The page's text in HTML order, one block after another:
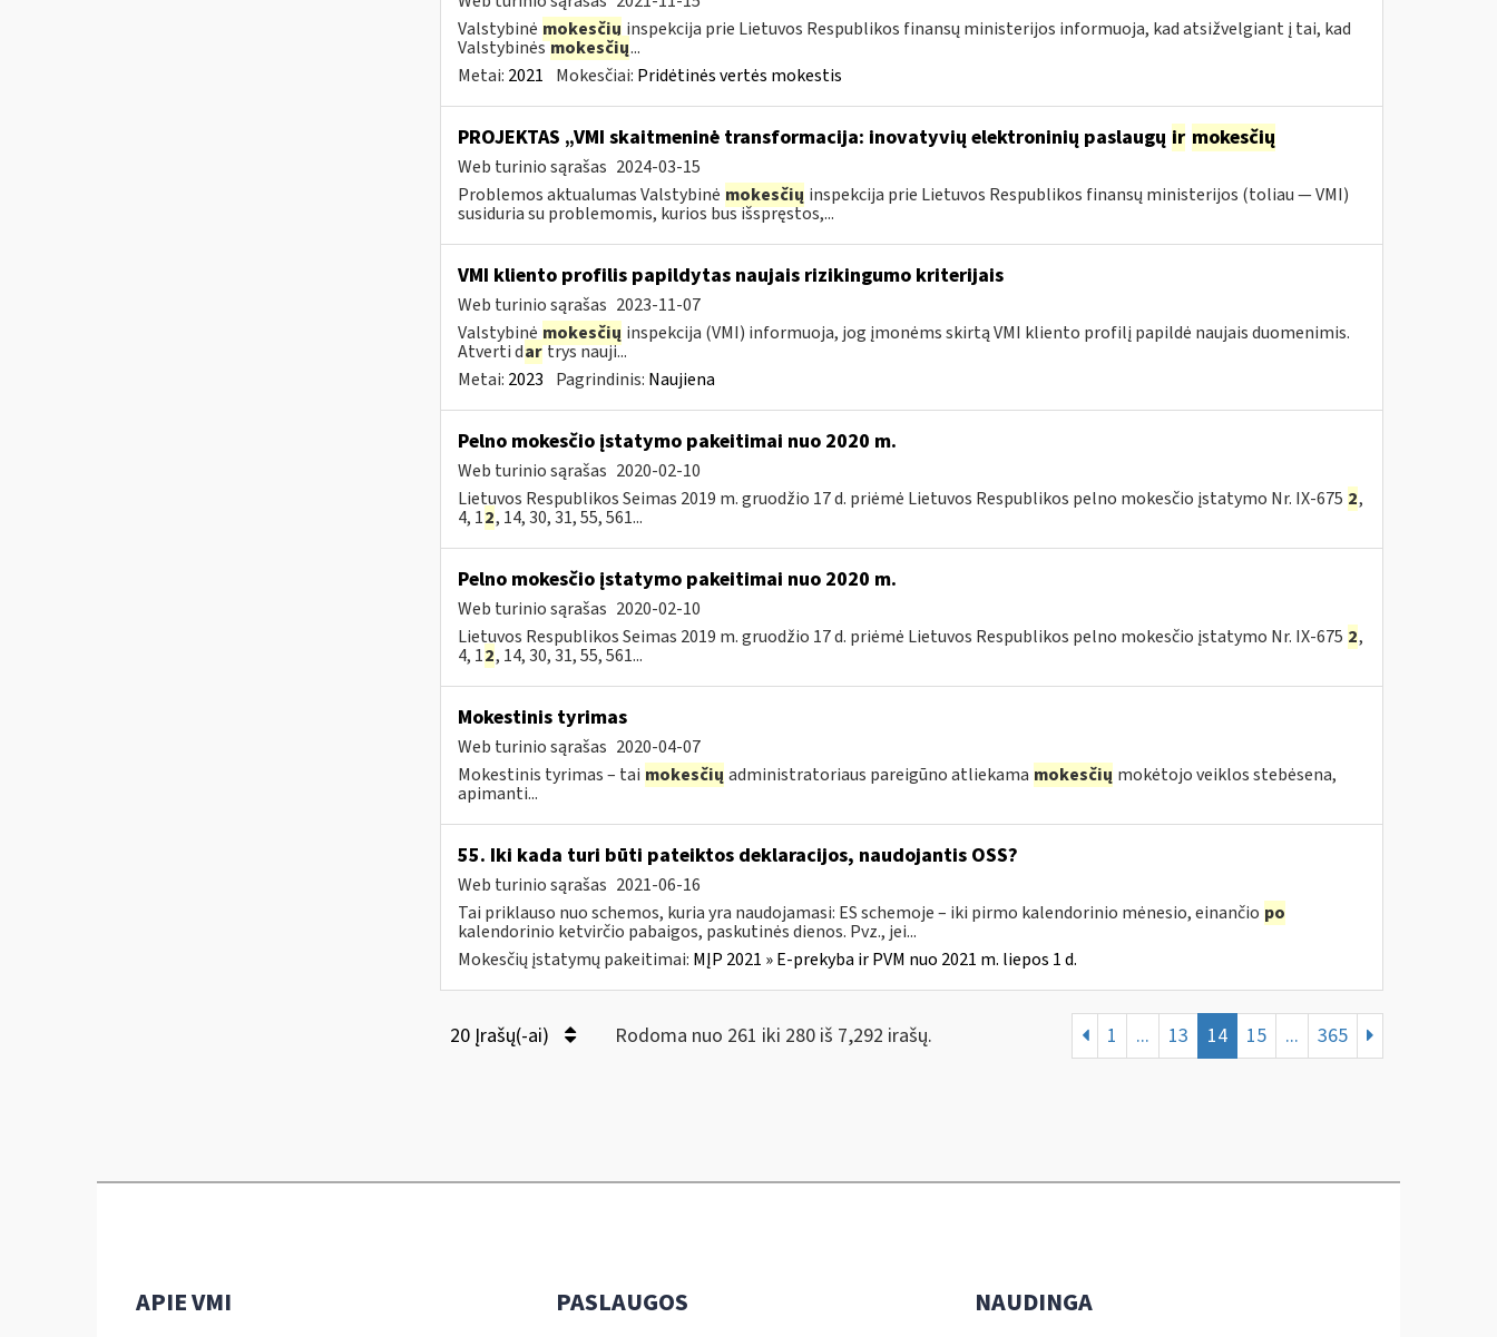
Valstybinė mokesčių inspekcija prie Lietuvos Respublikos finansų ministerijos informuoja, kad atsižvelgiant į tai, kad
Valstybinėsmokesčių...
Metai: 2021 Mokesčiai: Pridėtinės vertės mokestis
PROJEKTAS „VMI skaitmeninė transformacija: inovatyvių elektroninių paslaugų ir mokesčių
Web turinio sąrašas 2024-03-15
Problemos aktualumas Valstybinė mokesčių inspekcija prie Lietuvos Respublikos finansų ministerijos (toliau ― VMI)
susiduria su problemomis, kurios bus išspręstos,...
VMI kliento profilis papildytas naujais rizikingumo kriterijais
Web turinio sąrašas 2023-11-07
Valstybinė mokesčių inspekcija (VMI) informuoja, jog įmonėms skirtą VMI kliento profilį papildė naujais duomenimis.
Atverti dartrys nauji...
Metai: 2023 Pagrindinis: Naujiena
Pelno mokesčio įstatymo pakeitimai nuo 2020 m.
Web turinio sąrašas 2020-02-10
Lietuvos Respublikos Seimas 2019 m. gruodžio 17 d. priėmė Lietuvos Respublikos pelno mokesčio įstatymo Nr. IX-675 2,
4, 12, 14, 30, 31, 55, 561...
Pelno mokesčio įstatymo pakeitimai nuo 2020 m.
Web turinio sąrašas 2020-02-10
Lietuvos Respublikos Seimas 2019 m. gruodžio 17 d. priėmė Lietuvos Respublikos pelno mokesčio įstatymo Nr. IX-675 2,
4, 12, 14, 30, 31, 55, 561...
Mokestinis tyrimas
Web turinio sąrašas 2020-04-07
Mokestinis tyrimas – tai mokesčių administratoriaus pareigūno atliekama mokesčių mokėtojo veiklos stebėsena,
apimanti...
55. Iki kada turi būti pateiktos deklaracijos, naudojantis OSS?
Web turinio sąrašas 2021-06-16
Tai priklauso nuo schemos, kuria yra naudojamasi: ES schemoje – iki pirmo kalendorinio mėnesio, einančio po
kalendorinio ketvirčio pabaigos, paskutinės dienos. Pvz., jei...
Mokesčių įstatymų pakeitimai: MĮP 2021 » E-prekyba ir PVM nuo 2021 m. liepos 1 d.
20 Įrašų(-ai) Rodoma nuo 261 iki 280 iš 7,292 irašų. 1 ... 13 14 15 ... 365
APIE VMI PASLAUGOS NAUDINGA